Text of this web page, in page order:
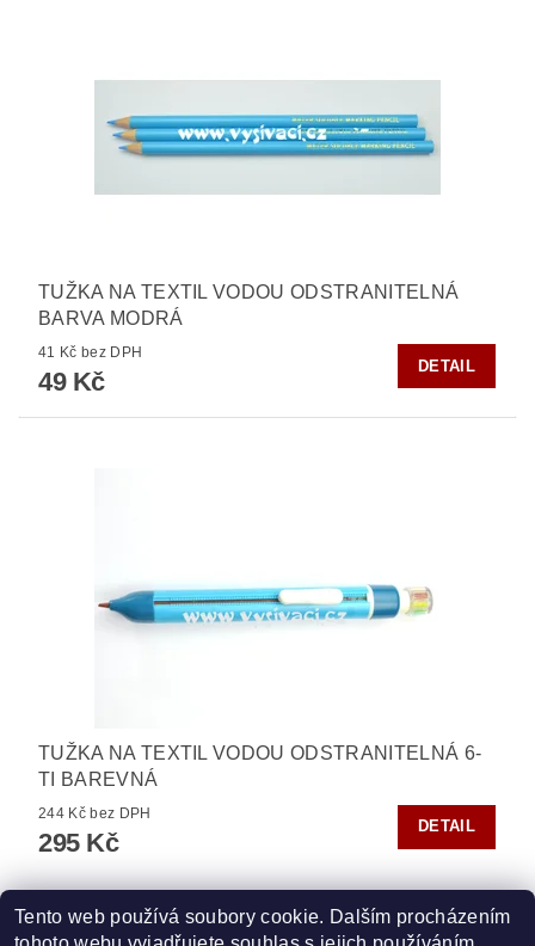
TUŽKA NA TEXTIL VODOU ODSTRANITELNÁ
BARVA MODRÁ
41 Kč bez DPH
49 Kč
DETAIL
TUŽKA NA TEXTIL VODOU ODSTRANITELNÁ 6-
TI BAREVNÁ
244 Kč bez DPH
295 Kč
DETAIL
Tento web používá soubory cookie. Dalším procházením